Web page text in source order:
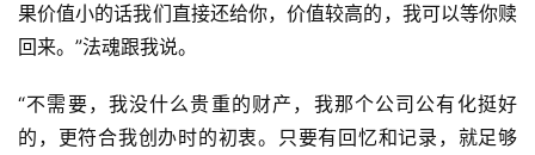
果价值小的话我们直接还给你，价值较高的，我可以等你赎
回来。”法魂跟我说。
“不需要，我没什么贵重的财产，我那个公司公有化挺好
的，更符合我创办时的初衷。只要有回忆和记录，就足够